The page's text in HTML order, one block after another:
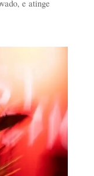
e atinge